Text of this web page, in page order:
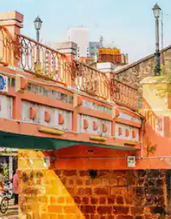
as seta para cima e para